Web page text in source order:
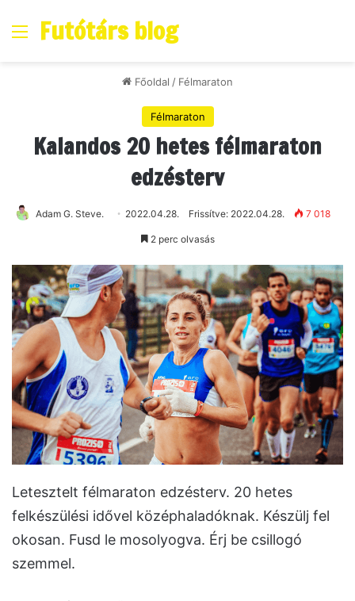
Futótárs blog
Főoldal / Félmaraton
Félmaraton
Kalandos 20 hetes félmaraton
edzésterv
Adam G. Steve. 2022.04.28. Frissítve: 2022.04.28. 7 018
2 perc olvasás
Letesztelt félmaraton edzésterv. 20 hetes
felkészülési idővel középhaladóknak. Készülj fel
okosan. Fusd le mosolyogva. Érj be csillogó
szemmel.